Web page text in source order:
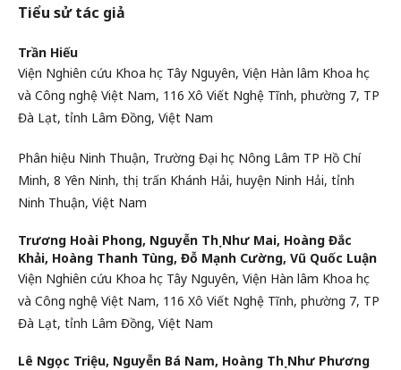
Tiểu sử tác giả
Trần Hiếu
Viện Nghiên cứu Khoa học Tây Nguyên, Viện Hàn lâm Khoa học
và Công nghệ Việt Nam, 116 Xô Viết Nghệ Tĩnh, phường 7, TP
Đà Lạt, tỉnh Lâm Đồng, Việt Nam
Phân hiệu Ninh Thuận, Trường Đại học Nông Lâm TP Hồ Chí
Minh, 8 Yên Ninh, thị trấn Khánh Hải, huyện Ninh Hải, tỉnh
Ninh Thuận, Việt Nam
Trương Hoài Phong, Nguyễn Thị Như Mai, Hoàng Đắc
Khải, Hoàng Thanh Tùng, Đỗ Mạnh Cường, Vũ Quốc Luận
Viện Nghiên cứu Khoa học Tây Nguyên, Viện Hàn lâm Khoa học
và Công nghệ Việt Nam, 116 Xô Viết Nghệ Tĩnh, phường 7, TP
Đà Lạt, tỉnh Lâm Đồng, Việt Nam
Lê Ngọc Triệu, Nguyễn Bá Nam, Hoàng Thị Như Phương